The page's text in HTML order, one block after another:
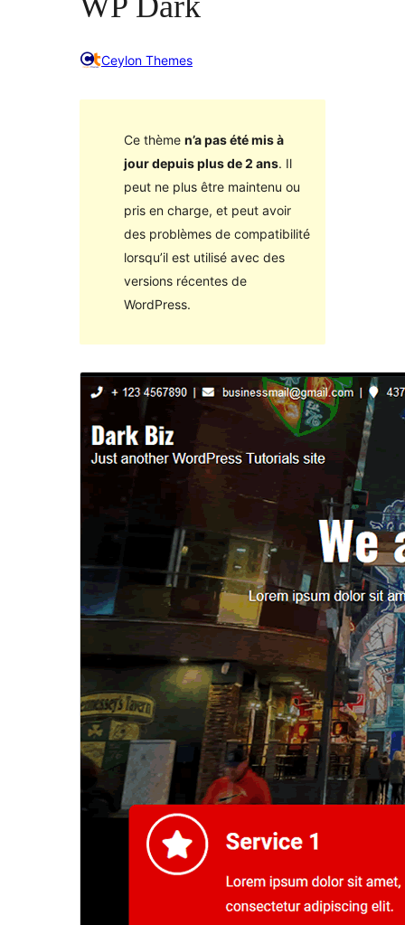
Ceylon Themes
Ce thème n’a pas été mis à
jour depuis plus de 2 ans. Il
peut ne plus être maintenu ou
pris en charge, et peut avoir
des problèmes de compatibilité
lorsqu’il est utilisé avec des
versions récentes de
WordPress.